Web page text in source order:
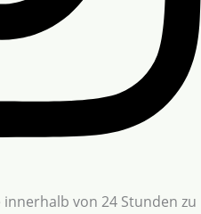
von 24 Stunden zu